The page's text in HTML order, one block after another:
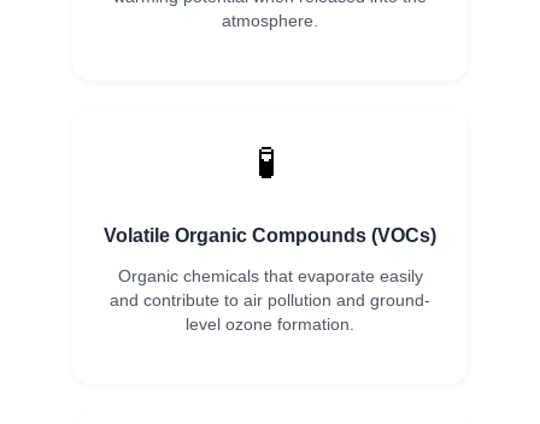
atmosphere.
🧪
Volatile Organic Compounds (VOCs)
Organic chemicals that evaporate easily
and contribute to air pollution and ground-
level ozone formation.